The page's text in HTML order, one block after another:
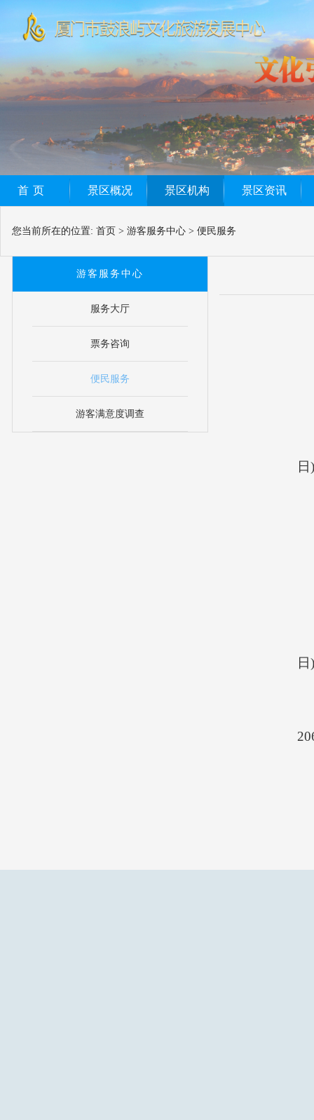
首页 景区概况 景区机构 景区资讯
您当前所在的位置: 首页 > 游客服务中心 > 便民服务
游客服务中心
服务大厅
票务咨询
便民服务
游客满意度调查